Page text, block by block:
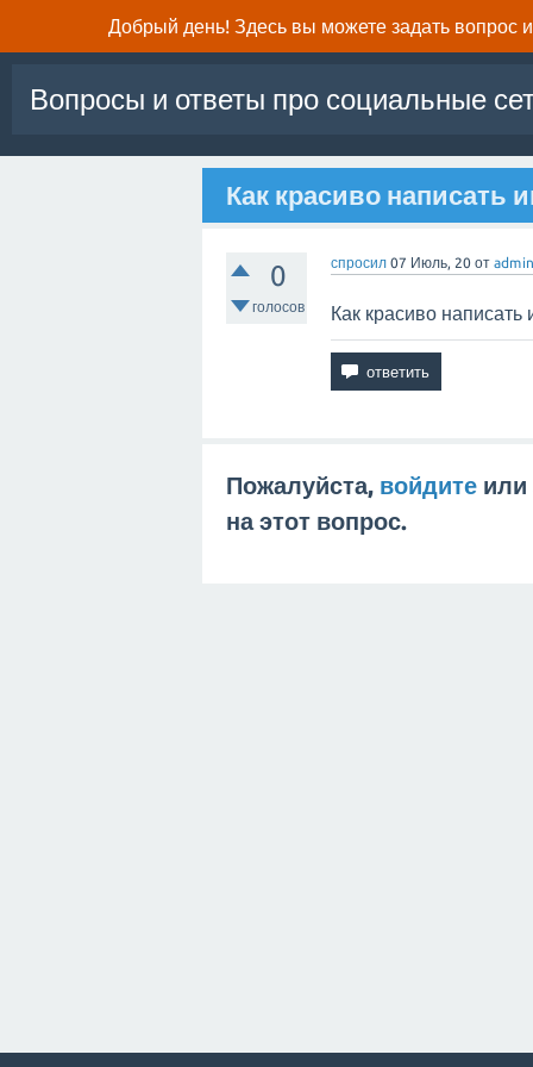
Добрый день! Здесь вы можете задать вопрос
Вопросы и ответы про социальные
Как красиво написать
0
голосов
спросил 07 Июль, 20 от admin
Как красиво написать
Пожалуйста, войдите или
на этот вопрос.